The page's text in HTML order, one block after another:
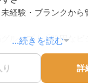
経験・ブランクから
ループ｜「強固なビ
｜ライフステージの
...続きを読む
詳